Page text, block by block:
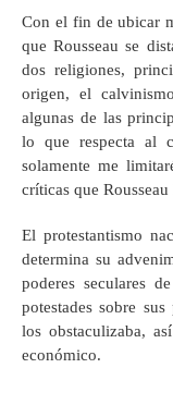
Con el fin de ubicar
que Rousseau se
dos religiones,
origen, el
algunas de las
lo que respecta al
solamente me
críticas que
El protestantismo
determina su
poderes seculares
potestades sobre
los obstaculizaba,
económico.